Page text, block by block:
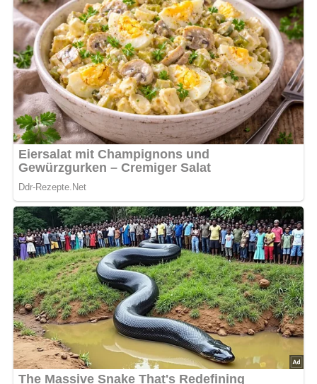
und schneidet sie in Stücke, die man in wenig Wasser mit
75 g Zucker und etwas Zitronensaft kurz und nicht zu
weich dämpft.
Danach werden sie über den Zwieback verteilt.
Das Ganze wird mit Vanillepudding übergossen, bis die
Äpfel völlig bedeckt sind.
Darauf gibt man die entsteinten Sauerkirschen und
übergießt diese mit dem Puddingrest, bis alle Früchte
bedeckt sind.
Man kann die Speise zur Verfeinerung noch mit Rosinen,
die in Rum getränkt wurden, oder mit gehackten Mandeln
bestreuen.
Erkaltet, wird diese Schichtspeise mit einer Fruchtsoße
serviert, für die man den Kirschsaft und den Saft der
gedämpften Äpfel ganz leicht gebunden hat.
[Nach: Das Fernsehkochbuch © VEB Fachbuchverlag Leipzig, 1964]
Abonniere jetzt unseren Newsletter!